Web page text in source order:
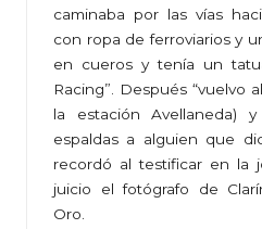
caminaba por las vías
con ropa de ferroviarios y
en cueros y tenía un
Racing”. Después “vuelvo
la estación
espaldas a alguien que
recordó al testificar en la
juicio el fotógrafo de
Oro.